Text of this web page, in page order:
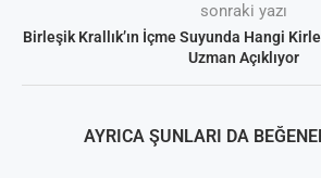
sonraki yazı
Birleşik Krallık’ın İçme Suyunda Hangi
Uzman Açıklıyor
AYRICA ŞUNLARI DA